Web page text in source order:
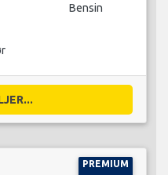
Bensin
PREMIUM